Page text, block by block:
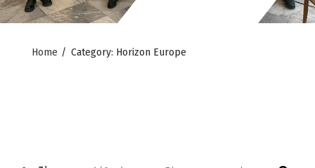
Home / Category: Horizon Europe